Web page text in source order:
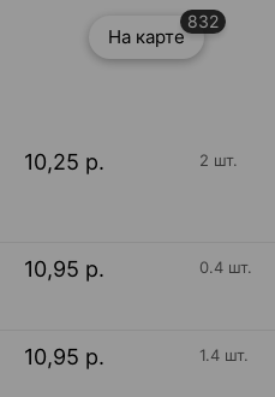
На карте
832
10,25 р. 2 шт.
10,95 р. 0.4 шт.
10,95 р. 1.4 шт.